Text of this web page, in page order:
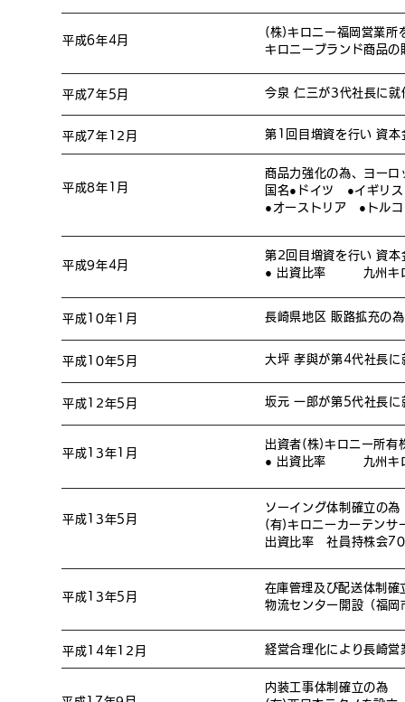
平成6年4月
(株)キロニー福岡営業所
キロニーブランド商品の
平成7年5月 今泉 仁三が3代社長に就
平成7年12月 第1回目増資を行い 資
平成8年1 月
商品力強化の為、ヨー
国名●ドイツ ●イギリ
●オーストリア ●トル
平成9年4月
第2回目増資を行い 資
● 出資比率 九州キロ
平成10年1月 長崎県地区 販路拡充の
平成10年5月 大坪 孝與が第4代社長に
平成12年5月 坂元 一郎が第5代社長に
平成13年1 月
出資者(株)キロニー所
● 出資比率 九州キロ
平成13年5 月
ソーイング体制確立の為
(有)キロニーカーテン
出資比率 社員持株会
平成13年5 月
​在庫管理及び配送体制確
物流センター開設（福岡
平成14年12月 経営合理化により長崎営
内装工事体制確立の為